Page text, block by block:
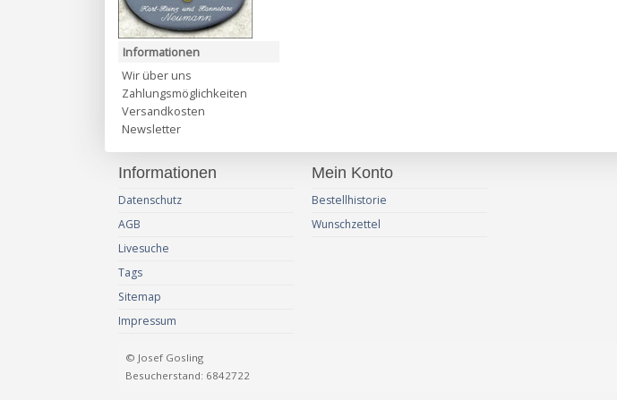
Informationen
Wir über uns
Zahlungsmöglichkeiten
Versandkosten
Newsletter
Informationen
Datenschutz
AGB
Livesuche
Tags
Sitemap
Impressum
Mein Konto
Bestellhistorie
Wunschzettel
© Josef Gosling
Besucherstand: 6842722